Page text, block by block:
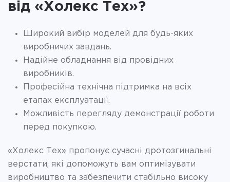
від «Холекс Тех»?
Широкий вибір моделей для будь-яких
виробничих завдань.
Надійне обладнання від провідних
виробників.
Професійна технічна підтримка на всіх
етапах експлуатації.
Можливість перегляду демонстрації роботи
перед покупкою.
«Холекс Тех» пропонує сучасні дротозгинальні
верстати, які допоможуть вам оптимізувати
виробництво та забезпечити стабільно високу